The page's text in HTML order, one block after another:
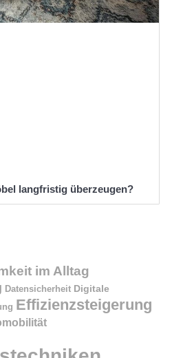
langfristig überzeugen?
im Alltag
Datensicherheit Digitale
Effizienzsteigerung